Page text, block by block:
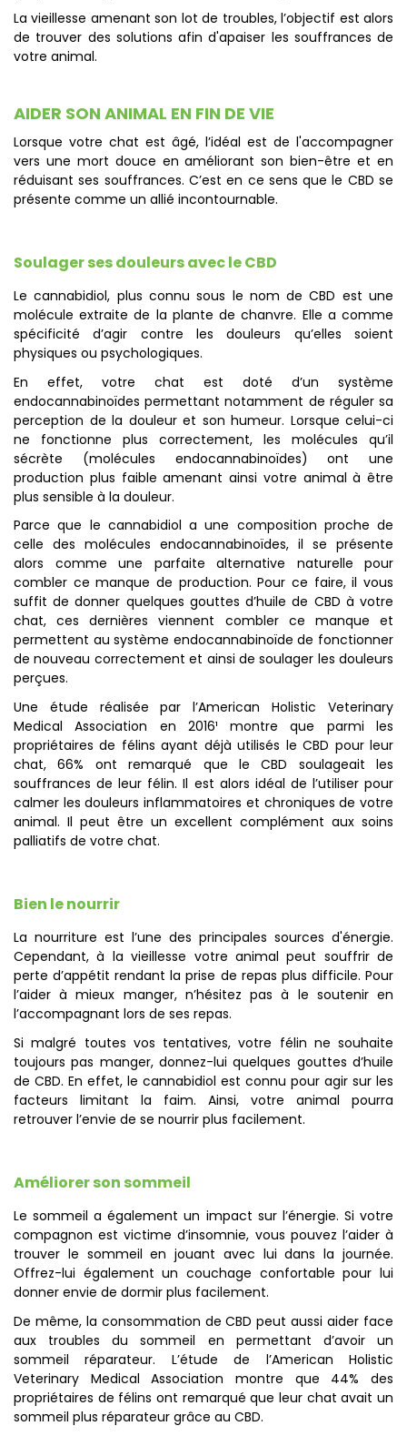
La vieillesse amenant son lot de troubles, l’objectif est alors
de trouver des solutions afin d'apaiser les souffrances de
votre animal.
AIDER SON ANIMAL EN FIN DE VIE
Lorsque votre chat est âgé, l’idéal est de l'accompagner
vers une mort douce en améliorant son bien-être et en
réduisant ses souffrances. C’est en ce sens que le CBD se
présente comme un allié incontournable.
Soulager ses douleurs avec le CBD
Le cannabidiol, plus connu sous le nom de CBD est une
molécule extraite de la plante de chanvre. Elle a comme
spécificité d’agir contre les douleurs qu’elles soient
physiques ou psychologiques.
En effet, votre chat est doté d’un système
endocannabinoïdes permettant notamment de réguler sa
perception de la douleur et son humeur. Lorsque celui-ci
ne fonctionne plus correctement, les molécules qu’il
sécrète (molécules endocannabinoïdes) ont une
production plus faible amenant ainsi votre animal à être
plus sensible à la douleur.
Parce que le cannabidiol a une composition proche de
celle des molécules endocannabinoïdes, il se présente
alors comme une parfaite alternative naturelle pour
combler ce manque de production. Pour ce faire, il vous
suffit de donner quelques gouttes d’huile de CBD à votre
chat, ces dernières viennent combler ce manque et
permettent au système endocannabinoïde de fonctionner
de nouveau correctement et ainsi de soulager les douleurs
perçues.
Une étude réalisée par l’American Holistic Veterinary
Medical Association en 2016¹ montre que parmi les
propriétaires de félins ayant déjà utilisés le CBD pour leur
chat, 66% ont remarqué que le CBD soulageait les
souffrances de leur félin. Il est alors idéal de l’utiliser pour
calmer les douleurs inflammatoires et chroniques de votre
animal. Il peut être un excellent complément aux soins
palliatifs de votre chat.
Bien le nourrir
La nourriture est l’une des principales sources d'énergie.
Cependant, à la vieillesse votre animal peut souffrir de
perte d’appétit rendant la prise de repas plus difficile. Pour
l’aider à mieux manger, n’hésitez pas à le soutenir en
l’accompagnant lors de ses repas.
Si malgré toutes vos tentatives, votre félin ne souhaite
toujours pas manger, donnez-lui quelques gouttes d’huile
de CBD. En effet, le cannabidiol est connu pour agir sur les
facteurs limitant la faim. Ainsi, votre animal pourra
retrouver l’envie de se nourrir plus facilement.
Améliorer son sommeil
Le sommeil a également un impact sur l’énergie. Si votre
compagnon est victime d’insomnie, vous pouvez l’aider à
trouver le sommeil en jouant avec lui dans la journée.
Offrez-lui également un couchage confortable pour lui
donner envie de dormir plus facilement.
De même, la consommation de CBD peut aussi aider face
aux troubles du sommeil en permettant d’avoir un
sommeil réparateur. L’étude de l’American Holistic
Veterinary Medical Association montre que 44% des
propriétaires de félins ont remarqué que leur chat avait un
sommeil plus réparateur grâce au CBD.